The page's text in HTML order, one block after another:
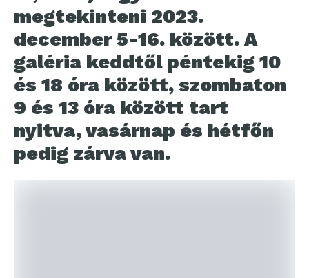
megtekinteni 2023.
december 5-16. között. A
galéria keddtől péntekig 10
és 18 óra között, szombaton
9 és 13 óra között tart
nyitva, vasárnap és hétfőn
pedig zárva van.